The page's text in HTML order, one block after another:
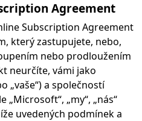
Agreement
Subscription Agreement
který zastupujete, nebo,
nebo prodloužením
neurčíte, vámi jako
„vaše“) a společností
„my“, „nás“
uvedených podmínek a